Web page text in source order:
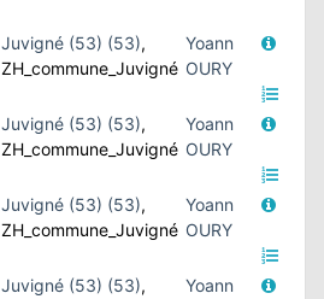
Juvigné (53) (53),
ZH_commune_Juvigné
Yoann
OURY
Juvigné (53) (53),
ZH_commune_Juvigné
Yoann
OURY
Juvigné (53) (53),
ZH_commune_Juvigné
Yoann
OURY
Juvigné (53) (53),
Yoann